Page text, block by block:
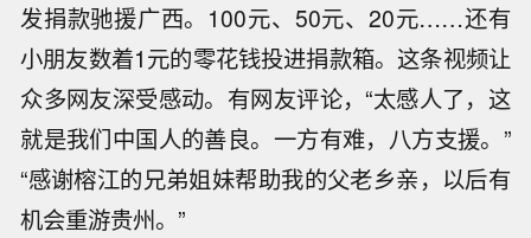
发捐款驰援广西。100元、50元、20元……还有
小朋友数着1元的零花钱投进捐款箱。这条视频让
众多网友深受感动。有网友评论，“太感人了，这
就是我们中国人的善良。一方有难，八方支援。”
“感谢榕江的兄弟姐妹帮助我的父老乡亲，以后有
机会重游贵州。”